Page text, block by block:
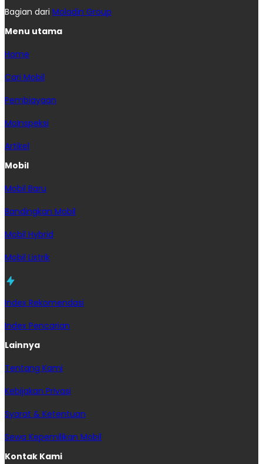
Bagian dari Moladin Group
Menu utama
Home
Cari Mobil
Pembiayaan
MoInspeksi
Artikel
Mobil
Mobil Baru
Bandingkan Mobil
Mobil Hybrid
Mobil Listrik
Index Rekomendasi
Index Pencarian
Lainnya
Tentang Kami
Kebijakan Privasi
Syarat & Ketentuan
Sewa Kepemilikan Mobil
Kontak Kami